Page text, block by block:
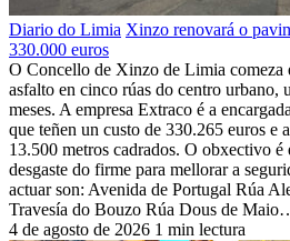
Diario do Limia Xinzo renovará o
330.000 euros
O Concello de Xinzo de Limia comeza
asfalto en cinco rúas do centro urbano,
meses. A empresa Extraco é a
que teñen un custo de 330.265 euros e
13.500 metros cadrados. O obxectivo é
desgaste do firme para mellorar a
actuar son: Avenida de Portugal Rúa
Travesía do Bouzo Rúa Dous de
4 de agosto de 2026 1 min lectura